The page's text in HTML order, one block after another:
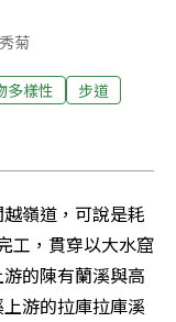
菊
多樣性 步道
嶺道，可說是耗
工，貫穿以大水窟
的陳有蘭溪與高
游的拉庫拉庫溪